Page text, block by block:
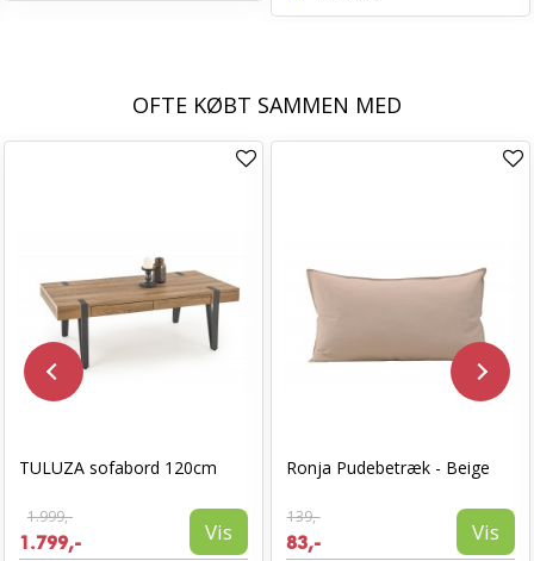
OFTE KØBT SAMMEN MED
TULUZA sofabord 120cm
1.999,-
1.799,- Vis
Ronja Pudebetræk - Beige
139,-
83,- Vis